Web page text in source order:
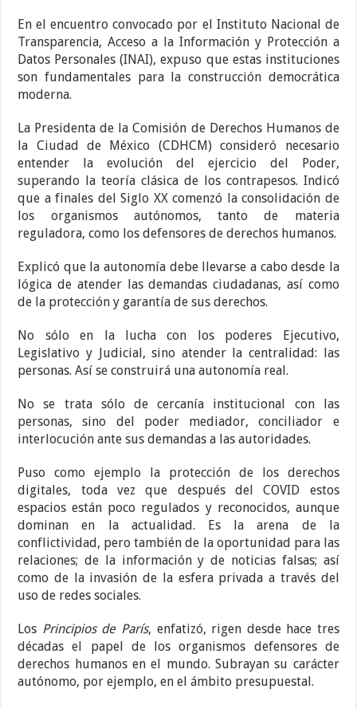
En el encuentro convocado por el Instituto Nacional de
Transparencia, Acceso a la Información y Protección a
Datos Personales (INAI), expuso que estas instituciones
son fundamentales para la construcción democrática
moderna.
La Presidenta de la Comisión de Derechos Humanos de
la Ciudad de México (CDHCM) consideró necesario
entender la evolución del ejercicio del Poder,
superando la teoría clásica de los contrapesos. Indicó
que a finales del Siglo XX comenzó la consolidación de
los organismos autónomos, tanto de materia
reguladora, como los defensores de derechos humanos.
Explicó que la autonomía debe llevarse a cabo desde la
lógica de atender las demandas ciudadanas, así como
de la protección y garantía de sus derechos.
No sólo en la lucha con los poderes Ejecutivo,
Legislativo y Judicial, sino atender la centralidad: las
personas. Así se construirá una autonomía real.
No se trata sólo de cercanía institucional con las
personas, sino del poder mediador, conciliador e
interlocución ante sus demandas a las autoridades.
Puso como ejemplo la protección de los derechos
digitales, toda vez que después del COVID estos
espacios están poco regulados y reconocidos, aunque
dominan en la actualidad. Es la arena de la
conflictividad, pero también de la oportunidad para las
relaciones; de la información y de noticias falsas; así
como de la invasión de la esfera privada a través del
uso de redes sociales.
Los Principios de París, enfatizó, rigen desde hace tres
décadas el papel de los organismos defensores de
derechos humanos en el mundo. Subrayan su carácter
autónomo, por ejemplo, en el ámbito presupuestal.